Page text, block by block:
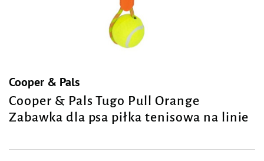
Cooper & Pals
Cooper & Pals Tugo Pull Orange
Zabawka dla psa piłka tenisowa na linie